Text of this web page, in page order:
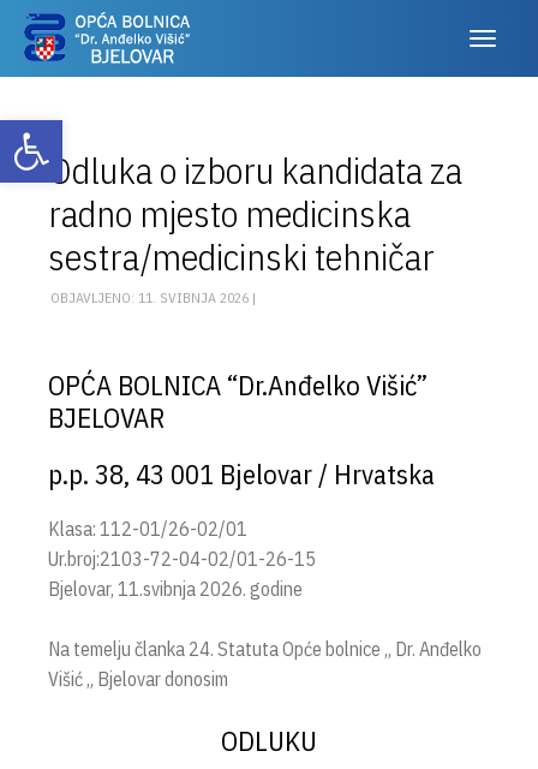
Otvori alatnu traku
Odluka o izboru kandidata za
radno mjesto medicinska
sestra/medicinski tehničar
OBJAVLJENO: 11. SVIBNJA 2026 |
OPĆA BOLNICA “Dr.Anđelko Višić”
BJELOVAR
p.p. 38, 43 001 Bjelovar / Hrvatska
Klasa: 112-01/26-02/01
Ur.broj:2103-72-04-02/01-26-15
Bjelovar, 11.svibnja 2026. godine
Na temelju članka 24. Statuta Opće bolnice „ Dr. Anđelko
Višić „ Bjelovar donosim
ODLUKU